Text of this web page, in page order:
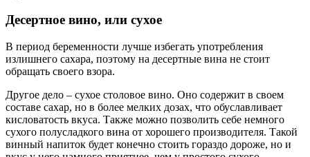
Десертное вино, или сухое
В период беременности лучше избегать употребления
излишнего сахара, поэтому на десертные вина не стоит
обращать своего взора.
Другое дело – сухое столовое вино. Оно содержит в своем
составе сахар, но в более мелких дозах, что обуславливает
кисловатость вкуса. Также можно позволить себе немного
сухого полусладкого вина от хорошего производителя. Такой
винный напиток будет конечно стоить гораздо дороже, но и